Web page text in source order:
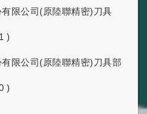
有限公司(原陸聯精密)刀具
)
有限公司(原陸聯精密)刀具部
)